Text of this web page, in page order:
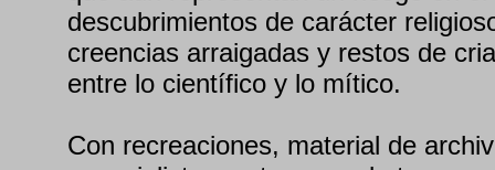
descubrimientos de carácter
creencias arraigadas y restos de
entre lo científico y lo mítico.
Con recreaciones, material de